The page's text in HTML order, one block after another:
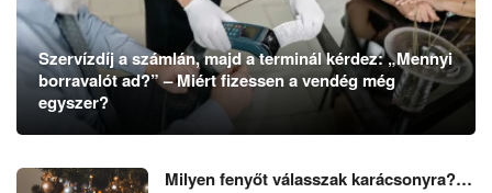
Szervízdíj a számlán, majd a terminál kérdez: „Mennyi
borravalót ad?” – Miért fizessen a vendég még
egyszer?
Milyen fenyőt válasszak karácsonyra?…